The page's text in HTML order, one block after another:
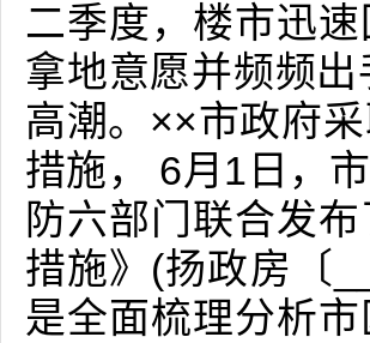
二季度，楼市迅
拿地意愿并频频
高潮。××市政府
措施， 6月1日，
防六部门联合发
措施》(扬政房〔
是全面梳理分析